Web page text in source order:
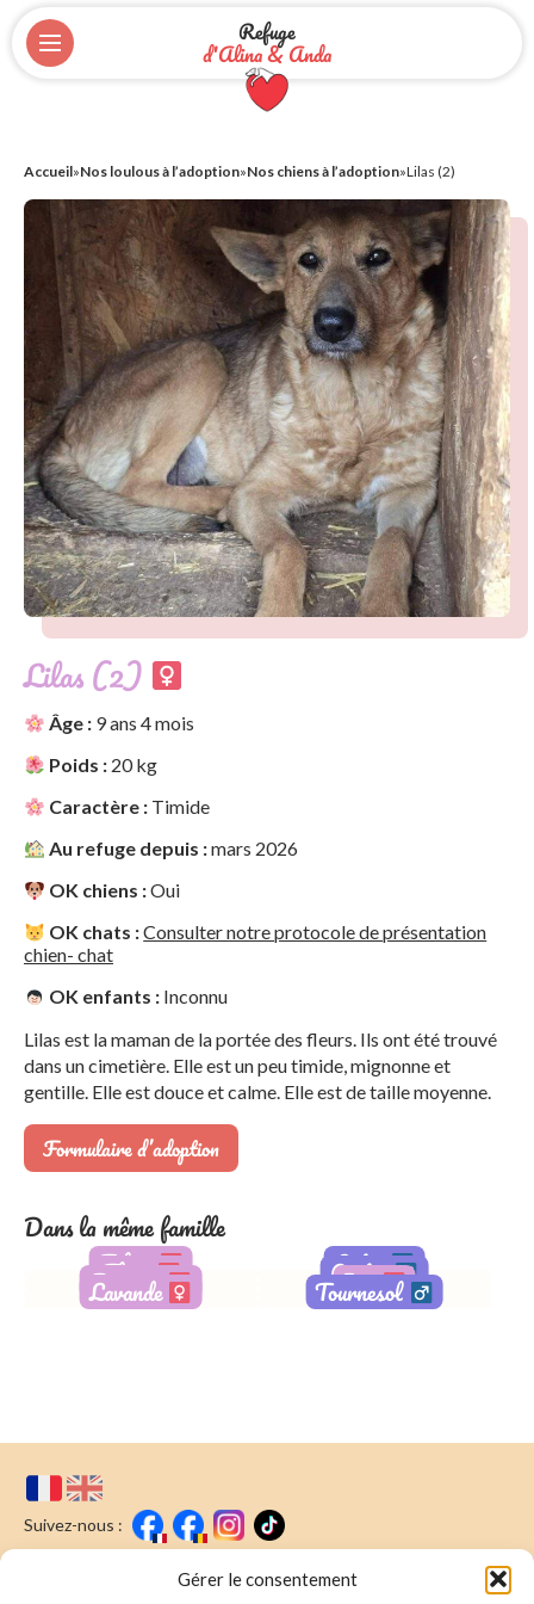
Gérer le consentement
Refuge
d'Alina & Anda
Accueil»Nos loulous à l’adoption»Nos chiens à l’adoption»Lilas (2)
Lilas (2)
Âge : 9 ans 4 mois
Poids : 20 kg
Caractère : Timide
Au refuge depuis :mars 2026
OK chiens :Oui
OK chats :Consulter notre protocole de présentation
chien- chat
OK enfants : Inconnu
Lilas est la maman de la portée des fleurs. Ils ont été trouvé
dans un cimetière. Elle est un peu timide, mignonne et
gentille. Elle est douce et calme. Elle est de taille moyenne.
Formulaire d’adoption
Dans la même famille
Tulipe
Adoptée
Lotus
Flora
Adoptée
Cactus
Adopté
Jasmine
Adoptée
Iris
Adoptée
Lavande Tournesol
Suivez-nous :
Nous écrire